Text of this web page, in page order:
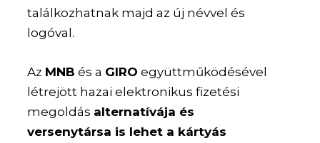
találkozhatnak majd az új névvel és
logóval.
Az MNB és a GIRO együttműködésével
létrejött hazai elektronikus fizetési
megoldás alternatívája és
versenytársa is lehet a kártyás